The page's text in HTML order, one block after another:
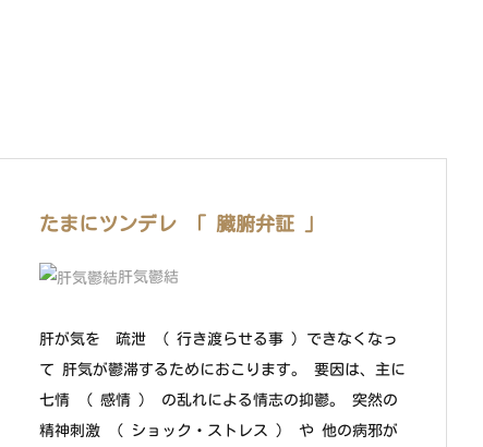
たまにツンデレ 「 臓腑弁証 」
肝気鬱結
肝が気を 疏泄 （ 行き渡らせる事 ）できなくなっ
て 肝気が鬱滞するためにおこります。 要因は、主に
七情 （ 感情 ） の乱れによる情志の抑鬱。 突然の
精神刺激 （ ショック・ストレス ） や 他の病邪が